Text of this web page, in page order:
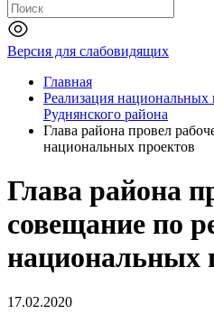
Версия для слабовидящих
Главная
Реализация национальных
Руднянского района
Глава района провел
национальных проектов
Глава района
совещание по
национальных
17.02.2020